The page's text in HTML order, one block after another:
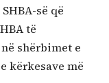
së që
të
shërbimet e
kërkesave më